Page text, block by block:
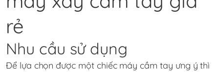
rẻ
Nhu cầu sử dụng
Để lựa chọn được một chiếc máy cầm tay ưng ý thì